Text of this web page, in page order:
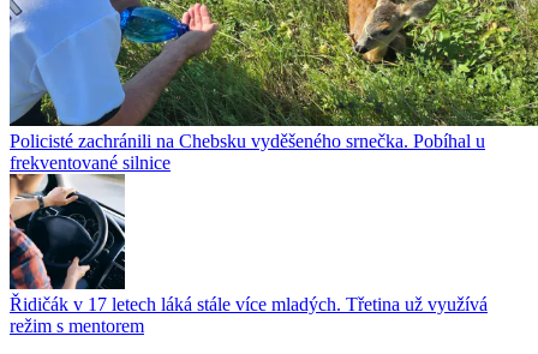
Policisté zachránili na Chebsku vyděšeného srnečka. Pobíhal u
frekventované silnice
Řidičák v 17 letech láká stále více mladých. Třetina už využívá
režim s mentorem